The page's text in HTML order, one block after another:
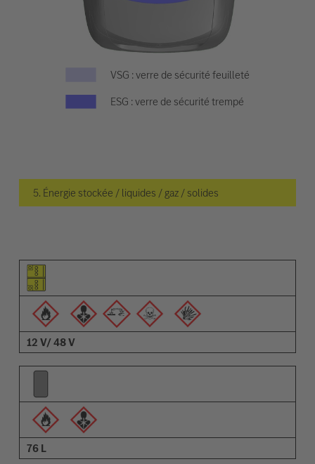
VSG : verre de sécurité feuilleté
ESG : verre de sécurité trempé
5. Énergie stockée / liquides / gaz / solides
Pictogramme de l'élément
Pictogrammes des avertissements
Description
12 V/ 48 V
76 L